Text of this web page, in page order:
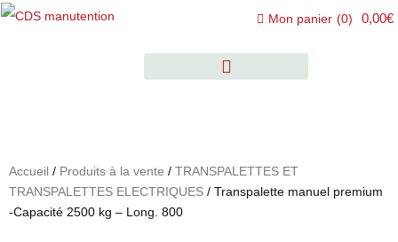
Mon panier (0) 0,00€
Accueil / Produits à la vente / TRANSPALETTES ET
TRANSPALETTES ELECTRIQUES / Transpalette manuel premium
-Capacité 2500 kg – Long. 800